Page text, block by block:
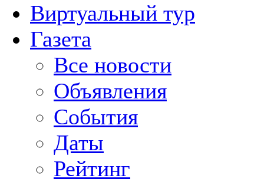
Виртуальный тур
Газета
Все новости
Объявления
События
Даты
Рейтинг